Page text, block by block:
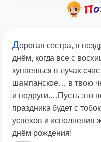
Дорогая сестра, я
днём, когда все с
купаешься в лучах
шампанское… в твою
и подруги.…Пусть это
праздника будет с
успехов и исполнения
днём рождения!